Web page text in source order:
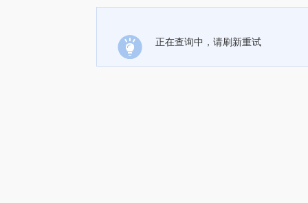
正在查询中，请刷新重试